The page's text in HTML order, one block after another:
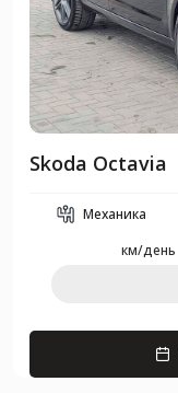
Skoda Octavia
Механика
км/день